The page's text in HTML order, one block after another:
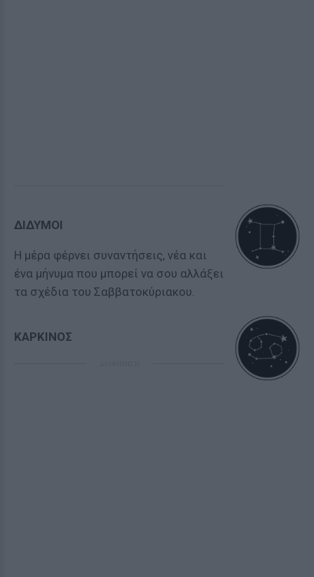
ΔΙΔΥΜΟΙ
Η μέρα φέρνει συναντήσεις, νέα και
ένα μήνυμα που μπορεί να σου αλλάξει
τα σχέδια του Σαββατοκύριακου.
ΚΑΡΚΙΝΟΣ